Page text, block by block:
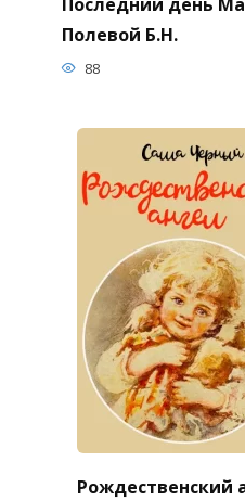
Полевой Б.Н.
88
Рождественский